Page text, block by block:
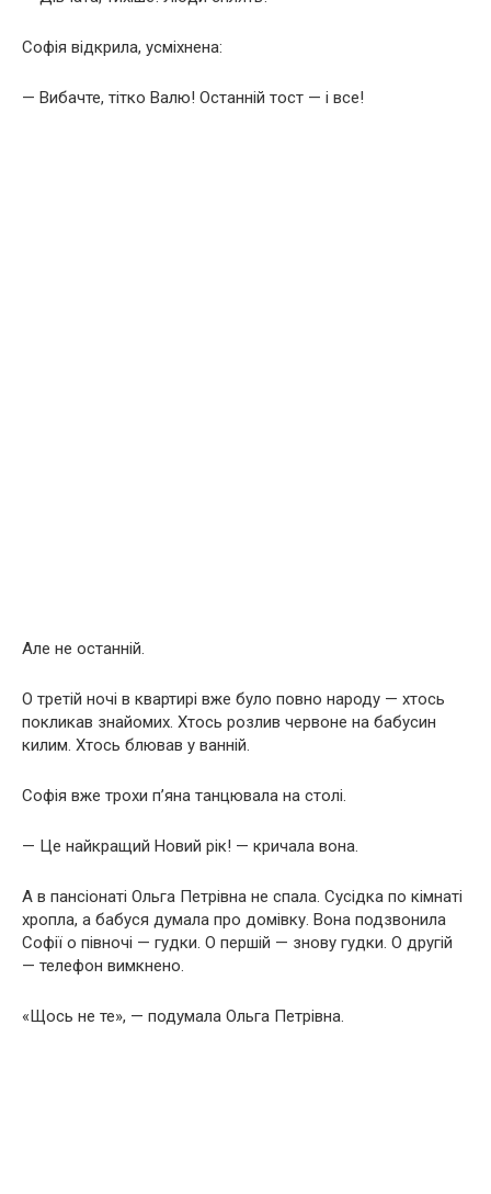
Софія відкрила, усміхнена:
— Вибачте, тітко Валю! Останній тост — і все!
Але не останній.
О третій ночі в квартирі вже було повно народу — хтось
покликав знайомих. Хтось розлив червоне на бабусин
килим. Хтось блював у ванній.
Софія вже трохи п’яна танцювала на столі.
— Це найкращий Новий рік! — кричала вона.
А в пансіонаті Ольга Петрівна не спала. Сусідка по кімнаті
хропла, а бабуся думала про домівку. Вона подзвонила
Софії о півночі — гудки. О першій — знову гудки. О другій
— телефон вимкнено.
«Щось не те», — подумала Ольга Петрівна.